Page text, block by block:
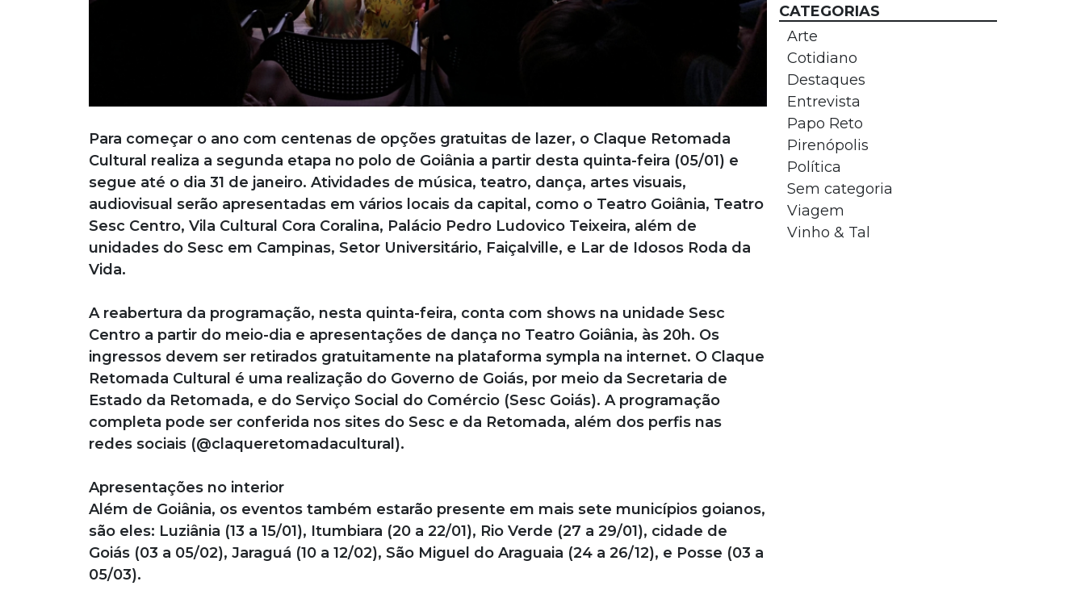
Para começar o ano com centenas de opções gratuitas de lazer, o Claque Retomada
Cultural realiza a segunda etapa no polo de Goiânia a partir desta quinta-feira (05/01) e
segue até o dia 31 de janeiro. Atividades de música, teatro, dança, artes visuais,
audiovisual serão apresentadas em vários locais da capital, como o Teatro Goiânia, Teatro
Sesc Centro, Vila Cultural Cora Coralina, Palácio Pedro Ludovico Teixeira, além de
unidades do Sesc em Campinas, Setor Universitário, Faiçalville, e Lar de Idosos Roda da
Vida.
A reabertura da programação, nesta quinta-feira, conta com shows na unidade Sesc
Centro a partir do meio-dia e apresentações de dança no Teatro Goiânia, às 20h. Os
ingressos devem ser retirados gratuitamente na plataforma sympla na internet. O Claque
Retomada Cultural é uma realização do Governo de Goiás, por meio da Secretaria de
Estado da Retomada, e do Serviço Social do Comércio (Sesc Goiás). A programação
completa pode ser conferida nos sites do Sesc e da Retomada, além dos perfis nas
redes sociais (@claqueretomadacultural).
Apresentações no interior
Além de Goiânia, os eventos também estarão presente em mais sete municípios goianos,
são eles: Luziânia (13 a 15/01), Itumbiara (20 a 22/01), Rio Verde (27 a 29/01), cidade de
Goiás (03 a 05/02), Jaraguá (10 a 12/02), São Miguel do Araguaia (24 a 26/12), e Posse (03 a
05/03).
CATEGORIAS
Arte
Cotidiano
Destaques
Entrevista
Papo Reto
Pirenópolis
Política
Sem categoria
Viagem
Vinho & Tal